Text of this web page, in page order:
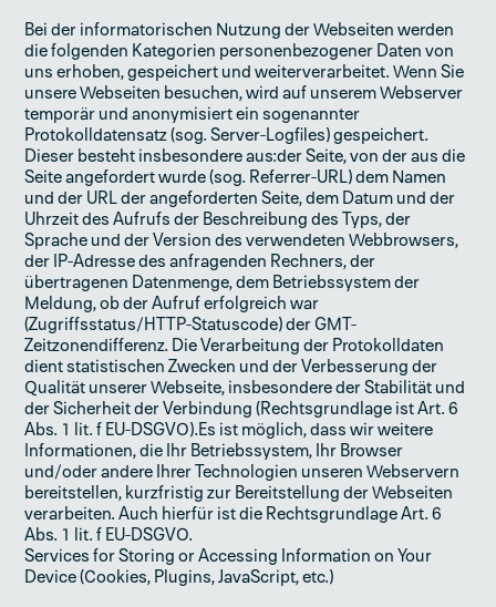
Bei der informatorischen Nutzung der Webseiten werden
die folgenden Kategorien personenbezogener Daten von
uns erhoben, gespeichert und weiterverarbeitet. Wenn Sie
unsere Webseiten besuchen, wird auf unserem Webserver
temporär und anonymisiert ein sogenannter
Protokolldatensatz (sog. Server-Logfiles) gespeichert.
Dieser besteht insbesondere aus:der Seite, von der aus die
Seite angefordert wurde (sog. Referrer-URL) dem Namen
und der URL der angeforderten Seite, dem Datum und der
Uhrzeit des Aufrufs der Beschreibung des Typs, der
Sprache und der Version des verwendeten Webbrowsers,
der IP-Adresse des anfragenden Rechners, der
übertragenen Datenmenge, dem Betriebssystem der
Meldung, ob der Aufruf erfolgreich war
(Zugriffsstatus/HTTP-Statuscode) der GMT-
Zeitzonendifferenz. Die Verarbeitung der Protokolldaten
dient statistischen Zwecken und der Verbesserung der
Qualität unserer Webseite, insbesondere der Stabilität und
der Sicherheit der Verbindung (Rechtsgrundlage ist Art. 6
Abs. 1 lit. f EU-DSGVO).Es ist möglich, dass wir weitere
Informationen, die Ihr Betriebssystem, Ihr Browser
und/oder andere Ihrer Technologien unseren Webservern
bereitstellen, kurzfristig zur Bereitstellung der Webseiten
verarbeiten. Auch hierfür ist die Rechtsgrundlage Art. 6
Abs. 1 lit. f EU-DSGVO.
Services for Storing or Accessing Information on Your
Device (Cookies, Plugins, JavaScript, etc.)